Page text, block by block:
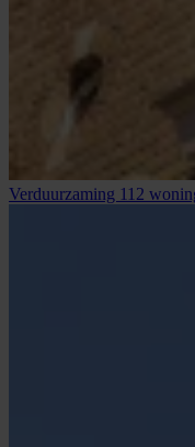
Verduurzaming 112